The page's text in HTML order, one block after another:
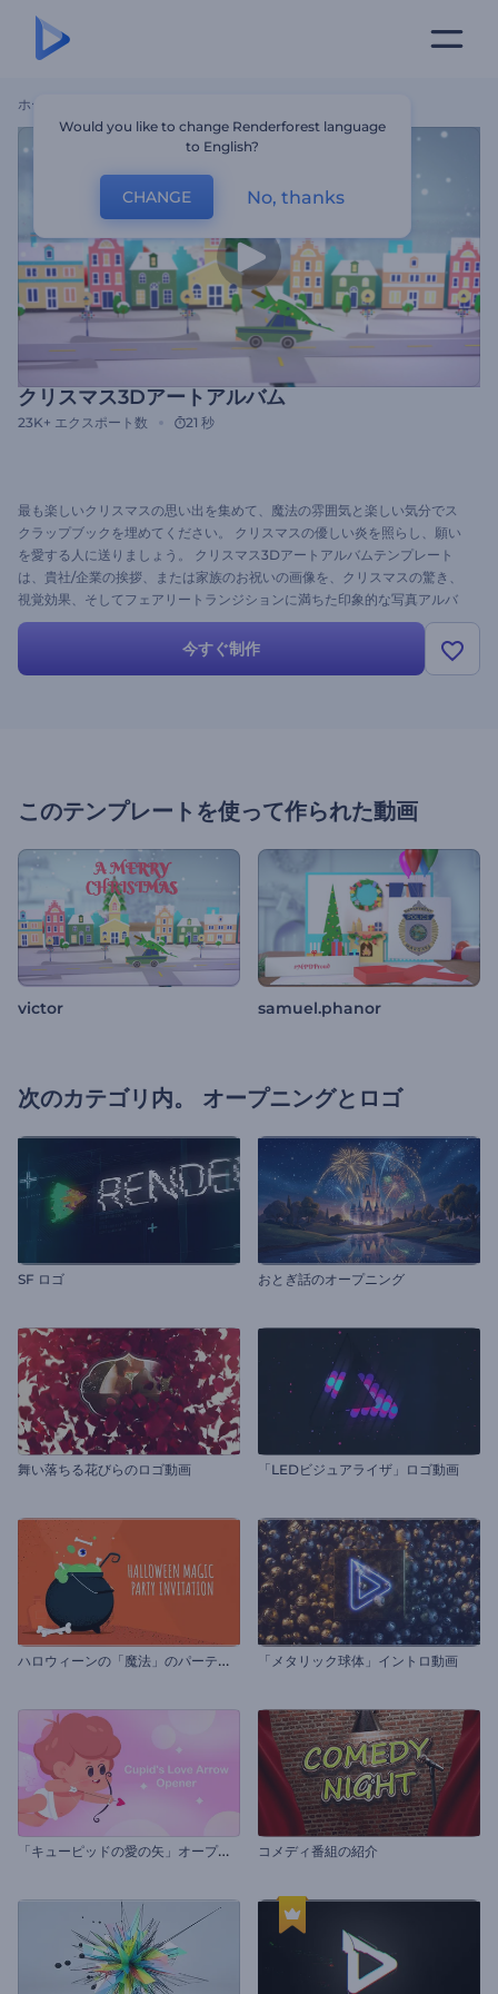
ホーム
クリスマス3Dアートアルバム
23K+ エクスポート数 21 秒
最も楽しいクリスマスの思い出を集めて、魔法の雰囲気と楽しい気分でス
クラップブックを埋めてください。 クリスマスの優しい炎を照らし、願い
を愛する人に送りましょう。 クリスマス3Dアートアルバムテンプレート
は、貴社/企業の挨拶、または家族のお祝いの画像を、クリスマスの驚き、
視覚効果、そしてフェアリートランジションに満ちた印象的な写真アルバ
ムにまとめます。 今すぐ完璧なビデオギフトを送受信しましょう。来年の
今すぐ制作
このテンプレートを使って作られた動画
victor samuel.phanor
次のカテゴリ内。 オープニングとロゴ
SF ロゴ おとぎ話のオープニング
舞い落ちる花びらのロゴ動画 「LEDビジュアライザ」ロゴ動画
ハ
ロウィーンの「魔法」のパーティーの招待状 「メタリック球体」イントロ動画
「
キューピッドの愛の矢」オープニング動画 コメディ番組の紹介
Would you like to change Renderforest language
to English?
CHANGE No, thanks